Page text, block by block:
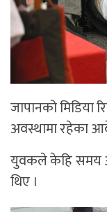
जापानको मिडिया
अवस्थामा रहेका
युवकले केहि समय
थिए ।